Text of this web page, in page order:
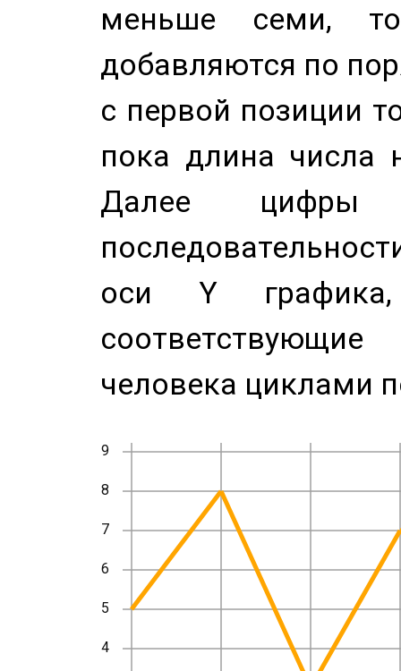
меньше семи,
добавляются по
с первой позиции
пока длина числа
Далее цифры
оси Y
человека циклами